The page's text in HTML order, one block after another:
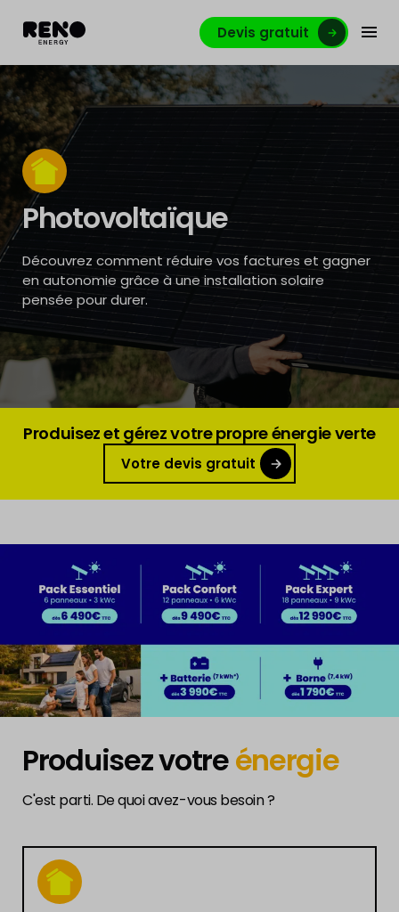
Devis gratuit
Photovoltaïque
Découvrez comment réduire vos factures et gagner
en autonomie grâce à une installation solaire
pensée pour durer.
Produisez et gérez votre propre énergie verte
Votre devis gratuit
Produisez votreénergie
C'est parti. De quoi avez-vous besoin ?